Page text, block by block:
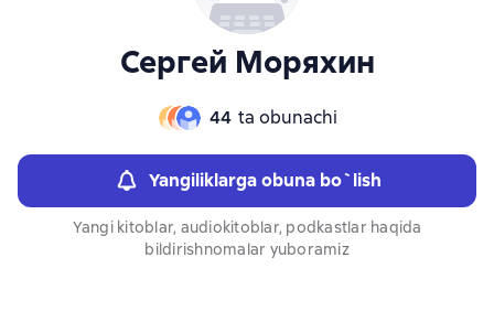
Сергей Моряхин
44 ta obunachi
Yangiliklarga obuna bo`lish
Yangi kitoblar, audiokitoblar, podkastlar haqida
bildirishnomalar yuboramiz